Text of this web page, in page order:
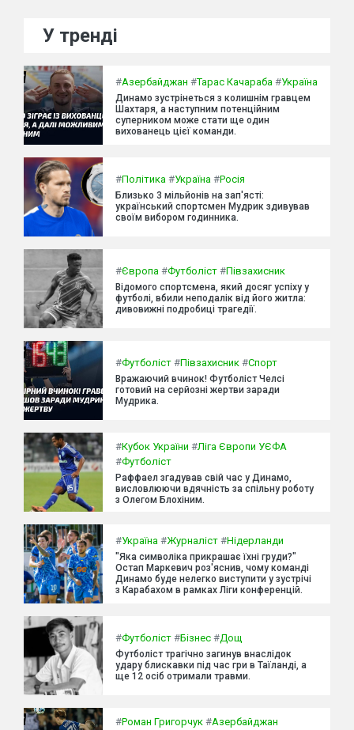
У тренді
#Азербайджан #Тарас Качараба #Україна
Динамо зустрінеться з колишнім гравцем
Шахтаря, а наступним потенційним
суперником може стати ще один
вихованець цієї команди.
#Політика #Україна #Росія
Близько 3 мільйонів на зап'ясті:
український спортсмен Мудрик здивував
своїм вибором годинника.
#Європа #Футболіст #Півзахисник
Відомого спортсмена, який досяг успіху у
футболі, вбили неподалік від його житла:
дивовижні подробиці трагедії.
#Футболіст #Півзахисник #Спорт
Вражаючий вчинок! Футболіст Челсі
готовий на серйозні жертви заради
Мудрика.
#Кубок України #Ліга Європи УЄФА
#Футболіст
Раффаел згадував свій час у Динамо,
висловлюючи вдячність за спільну роботу
з Олегом Блохіним.
#Україна #Журналіст #Нідерланди
"Яка символіка прикрашає їхні груди?"
Остап Маркевич роз'яснив, чому команді
Динамо буде нелегко виступити у зустрічі
з Карабахом в рамках Ліги конференцій.
#Футболіст #Бізнес #Дощ
Футболіст трагічно загинув внаслідок
удару блискавки під час гри в Таїланді, а
ще 12 осіб отримали травми.
#Роман Григорчук #Азербайджан